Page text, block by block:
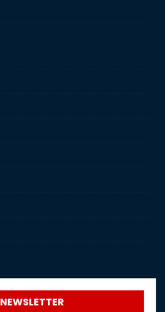
NEWSLETTER